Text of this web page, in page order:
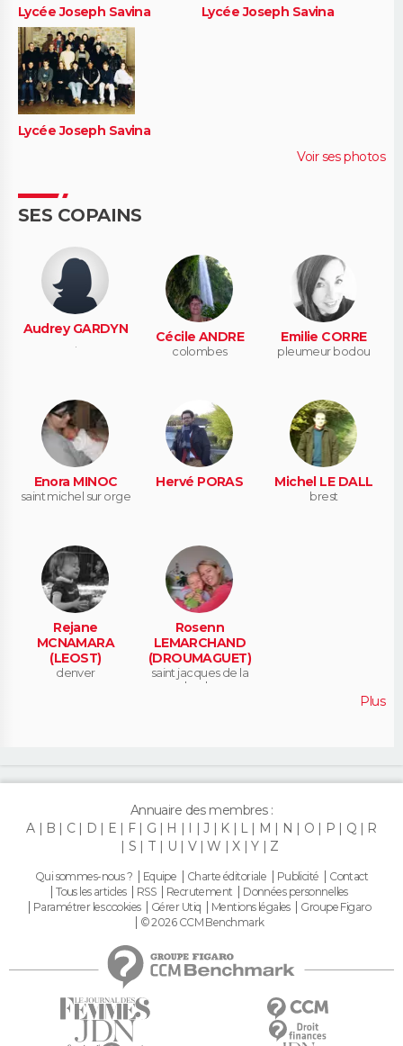
Lycée Joseph Savina Lycée Joseph Savina
Lycée Joseph Savina
Voir ses photos
SES COPAINS
Audrey GARDYN Cécile ANDRE
colombes
Emilie CORRE
pleumeur bodou
Enora MINOC
saint michel sur orge
Hervé PORAS Michel LE DALL
brest
Rejane
MCNAMARA
(LEOST)
denver
Rosenn
LEMARCHAND
(DROUMAGUET)
saint jacques de la
lande
Plus
Annuaire des membres :
A
B C D E F G H I J K L M N O P Q
R
S
T U V W X Y Z
Qui sommes-nous ? Equipe Charte éditoriale Publicité
Contact
Tous les articles
RSS Recrutement
Données personnelles
Paramétrer les cookies
Gérer Utiq Mentions légales
Groupe Figaro
© 2026 CCM Benchmark